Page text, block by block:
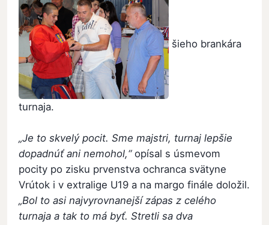
šieho brankára
turnaja.
„Je to skvelý pocit. Sme majstri, turnaj lepšie
dopadnúť ani nemohol,“opísal s úsmevom
pocity po zisku prvenstva ochranca svätyne
Vrútok i v extralige U19 a na margo finále doložil.
„Bol to asi najvyrovnanejší zápas z celého
turnaja a tak to má byť. Stretli sa dva